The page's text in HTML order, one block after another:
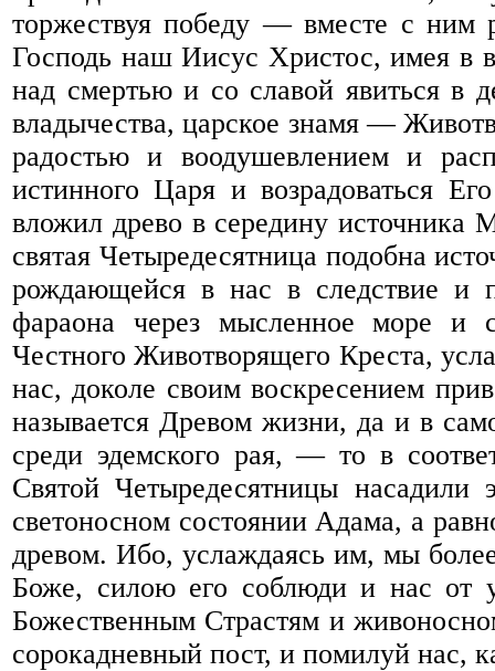
торжествуя победу — вместе с ним
Господь наш Иисус Христос, имея в
над смертью и со славой явиться в
владычества, царское знамя —
радостью и воодушевлением и
истинного Царя и возрадоваться
вложил древо в середину источника
святая Четыредесятница подобна
рождающейся в нас в следствие и
фараона через мысленное море и
Честного Животворящего Креста,
нас, доколе своим воскресением
называется Древом жизни, да и в
среди эдемского рая, — то в
Святой Четыредесятницы
светоносном состоянии Адама, а
древом. Ибо, услаждаясь им, мы
Боже, силою его соблюди и нас от
Божественным Страстям и
сорокадневный пост, и помилуй нас,